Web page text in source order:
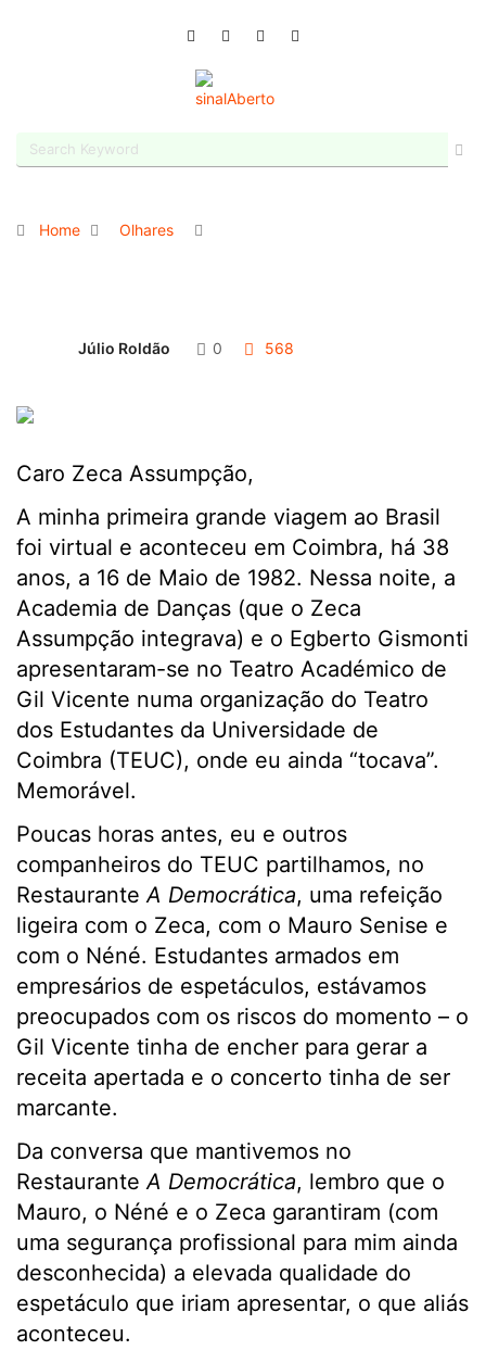
Home Olhares
Júlio Roldão 0 568
Caro Zeca Assumpção,
A minha primeira grande viagem ao Brasil
foi virtual e aconteceu em Coimbra, há 38
anos, a 16 de Maio de 1982. Nessa noite, a
Academia de Danças (que o Zeca
Assumpção integrava) e o Egberto Gismonti
apresentaram-se no Teatro Académico de
Gil Vicente numa organização do Teatro
dos Estudantes da Universidade de
Coimbra (TEUC), onde eu ainda “tocava”.
Memorável.
Poucas horas antes, eu e outros
companheiros do TEUC partilhamos, no
RestauranteA Democrática, uma refeição
ligeira com o Zeca, com o Mauro Senise e
com o Néné. Estudantes armados em
empresários de espetáculos, estávamos
preocupados com os riscos do momento – o
Gil Vicente tinha de encher para gerar a
receita apertada e o concerto tinha de ser
marcante.
Da conversa que mantivemos no
RestauranteA Democrática, lembro que o
Mauro, o Néné e o Zeca garantiram (com
uma segurança profissional para mim ainda
desconhecida) a elevada qualidade do
espetáculo que iriam apresentar, o que aliás
aconteceu.